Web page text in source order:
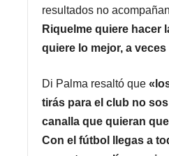
resultados no
Riquelme quiere hacer
quiere lo mejor, a
Di Palma resaltó que
tirás para el club no
canalla que quieran
Con el fútbol llegas a